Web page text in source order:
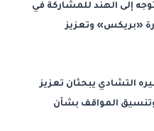
إلى الهند للمشاركة في
«بريكس» وتعزيز
التشادي يبحثان تعزيز
وتنسيق المواقف بشأن